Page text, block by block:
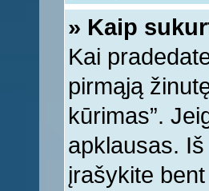
» Kaip
Kai
pirmąją
kūrimas”.
apklausas.
įrašykite